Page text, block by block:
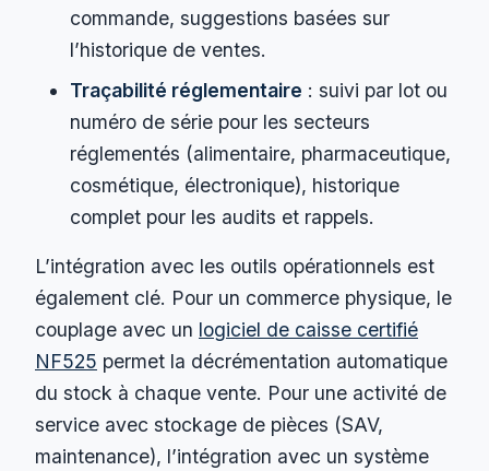
commande, suggestions basées sur
l’historique de ventes.
Traçabilité réglementaire : suivi par lot ou
numéro de série pour les secteurs
réglementés (alimentaire, pharmaceutique,
cosmétique, électronique), historique
complet pour les audits et rappels.
L’intégration avec les outils opérationnels est
également clé. Pour un commerce physique, le
couplage avec un logiciel de caisse certifié
NF525 permet la décrémentation automatique
du stock à chaque vente. Pour une activité de
service avec stockage de pièces (SAV,
maintenance), l’intégration avec un système